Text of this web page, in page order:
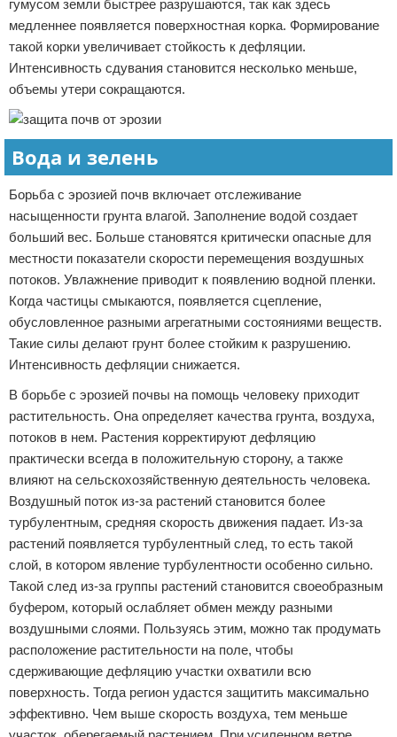
гумусом земли быстрее разрушаются, так как здесь
медленнее появляется поверхностная корка. Формирование
такой корки увеличивает стойкость к дефляции.
Интенсивность сдувания становится несколько меньше,
объемы утери сокращаются.
Вода и зелень
Борьба с эрозией почв включает отслеживание
насыщенности грунта влагой. Заполнение водой создает
больший вес. Больше становятся критически опасные для
местности показатели скорости перемещения воздушных
потоков. Увлажнение приводит к появлению водной пленки.
Когда частицы смыкаются, появляется сцепление,
обусловленное разными агрегатными состояниями веществ.
Такие силы делают грунт более стойким к разрушению.
Интенсивность дефляции снижается.
В борьбе с эрозией почвы на помощь человеку приходит
растительность. Она определяет качества грунта, воздуха,
потоков в нем. Растения корректируют дефляцию
практически всегда в положительную сторону, а также
влияют на сельскохозяйственную деятельность человека.
Воздушный поток из-за растений становится более
турбулентным, средняя скорость движения падает. Из-за
растений появляется турбулентный след, то есть такой
слой, в котором явление турбулентности особенно сильно.
Такой след из-за группы растений становится своеобразным
буфером, который ослабляет обмен между разными
воздушными слоями. Пользуясь этим, можно так продумать
расположение растительности на поле, чтобы
сдерживающие дефляцию участки охватили всю
поверхность. Тогда регион удастся защитить максимально
эффективно. Чем выше скорость воздуха, тем меньше